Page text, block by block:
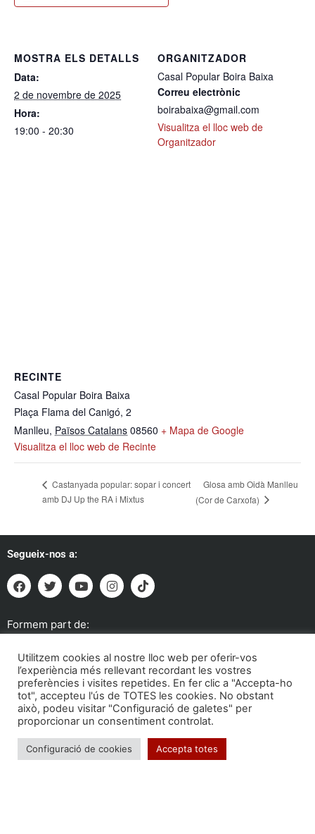
MOSTRA ELS DETALLS
Data:
2 de novembre de 2025
Hora:
19:00 - 20:30
ORGANITZADOR
Casal Popular Boira Baixa
Correu electrònic
boirabaixa@gmail.com
Visualitza el lloc web de
Organitzador
RECINTE
Casal Popular Boira Baixa
Plaça Flama del Canigó, 2
Manlleu, Països Catalans 08560 + Mapa de Google
Visualitza el lloc web de Recinte
Castanyada popular: sopar i concert
amb DJ Up the RA i Mixtus
Glosa amb Oidà Manlleu
(Cor de Carxofa)
Segueix-nos a:
Formem part de:
Troba'ns a:
Utilitzem cookies al nostre lloc web per oferir-vos
l’experiència més rellevant recordant les vostres
preferències i visites repetides. En fer clic a "Accepta-ho
tot", accepteu l'ús de TOTES les cookies. No obstant
això, podeu visitar "Configuració de galetes" per
proporcionar un consentiment controlat.
Configuració de cookies Accepta totes